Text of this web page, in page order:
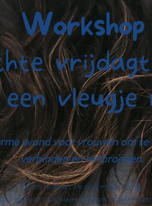
Workshop
vleugje
avond voor vrouwen om te
verbinden en herbronnen.
Soms hebben we niet méér nodig.
net een plek waar we even mogen